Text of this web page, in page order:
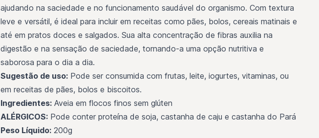
ajudando na saciedade e no funcionamento saudável do organismo. Com textura
leve e versátil, é ideal para incluir em receitas como pães, bolos, cereais matinais e
até em pratos doces e salgados. Sua alta concentração de fibras auxilia na
digestão e na sensação de saciedade, tornando-a uma opção nutritiva e
saborosa para o dia a dia.
Sugestão de uso: Pode ser consumida com frutas, leite, iogurtes, vitaminas, ou
em receitas de pães, bolos e biscoitos.
Ingredientes: Aveia em flocos finos sem glúten
ALÉRGICOS: Pode conter proteína de soja, castanha de caju e castanha do Pará
Peso Líquido: 200g